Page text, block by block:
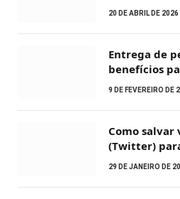
20 DE ABRIL DE 2026
Entrega de
benefícios
9 DE FEVEREIRO DE
Como salvar
(Twitter)
29 DE JANEIRO DE